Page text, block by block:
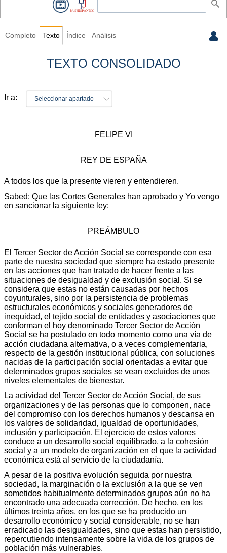
Completo Texto Índice Análisis
TEXTO CONSOLIDADO
Ir a: Seleccionar apartado
FELIPE VI
REY DE ESPAÑA
A todos los que la presente vieren y entendieren.
Sabed: Que las Cortes Generales han aprobado y Yo vengo
en sancionar la siguiente ley:
PREÁMBULO
El Tercer Sector de Acción Social se corresponde con esa
parte de nuestra sociedad que siempre ha estado presente
en las acciones que han tratado de hacer frente a las
situaciones de desigualdad y de exclusión social. Si se
considera que estas no están causadas por hechos
coyunturales, sino por la persistencia de problemas
estructurales económicos y sociales generadores de
inequidad, el tejido social de entidades y asociaciones que
conforman el hoy denominado Tercer Sector de Acción
Social se ha postulado en todo momento como una vía de
acción ciudadana alternativa, o a veces complementaria,
respecto de la gestión institucional pública, con soluciones
nacidas de la participación social orientadas a evitar que
determinados grupos sociales se vean excluidos de unos
niveles elementales de bienestar.
La actividad del Tercer Sector de Acción Social, de sus
organizaciones y de las personas que lo componen, nace
del compromiso con los derechos humanos y descansa en
los valores de solidaridad, igualdad de oportunidades,
inclusión y participación. El ejercicio de estos valores
conduce a un desarrollo social equilibrado, a la cohesión
social y a un modelo de organización en el que la actividad
económica está al servicio de la ciudadanía.
A pesar de la positiva evolución seguida por nuestra
sociedad, la marginación o la exclusión a la que se ven
sometidos habitualmente determinados grupos aún no ha
encontrado una adecuada corrección. De hecho, en los
últimos treinta años, en los que se ha producido un
desarrollo económico y social considerable, no se han
erradicado las desigualdades, sino que estas han persistido,
repercutiendo intensamente sobre la vida de los grupos de
población más vulnerables.